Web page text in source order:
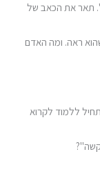
תאר את הכאב של
ראה. ומה האדם
ללמוד לקרוא